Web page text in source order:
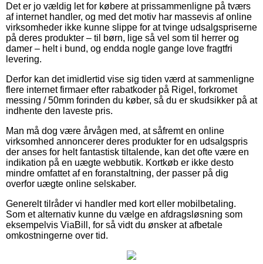
Det er jo vældig let for købere at prissammenligne på tværs
af internet handler, og med det motiv har massevis af online
virksomheder ikke kunne slippe for at tvinge udsalgspriserne
på deres produkter – til børn, lige så vel som til herrer og
damer – helt i bund, og endda nogle gange love fragtfri
levering.
Derfor kan det imidlertid vise sig tiden værd at sammenligne
flere internet firmaer efter rabatkoder på Rigel, forkromet
messing / 50mm forinden du køber, så du er skudsikker på at
indhente den laveste pris.
Man må dog være årvågen med, at såfremt en online
virksomhed annoncerer deres produkter for en udsalgspris
der anses for helt fantastisk tiltalende, kan det ofte være en
indikation på en uægte webbutik. Kortkøb er ikke desto
mindre omfattet af en foranstaltning, der passer på dig
overfor uægte online selskaber.
Generelt tilråder vi handler med kort eller mobilbetaling.
Som et alternativ kunne du vælge en afdragsløsning som
eksempelvis ViaBill, for så vidt du ønsker at afbetale
omkostningerne over tid.